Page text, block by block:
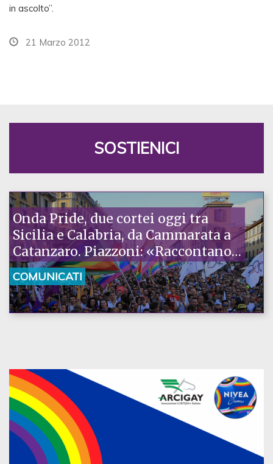
in ascolto”.
21 Marzo 2012
SOSTIENICI
Onda Pride, due cortei oggi tra
Sicilia e Calabria, da Cammarata a
Catanzaro. Piazzoni: «Raccontano
la nostra ostinazione»
COMUNICATI